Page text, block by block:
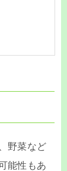
野菜など
能性もあ